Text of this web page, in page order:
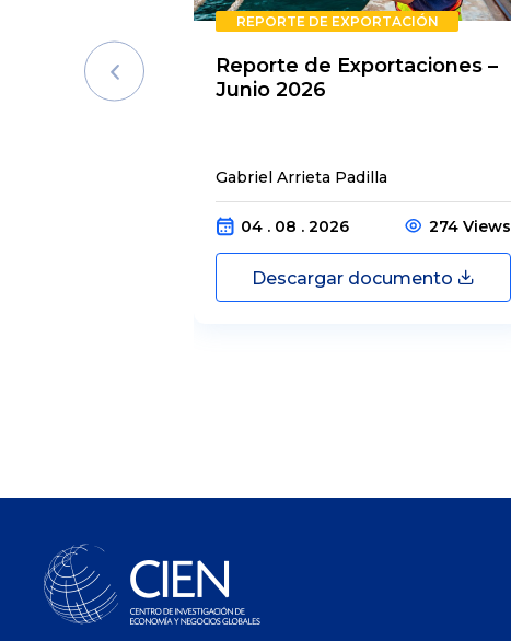
REPORTE DE EXPORTACIÓN
Reporte de Exportaciones –
Junio 2026
Gabriel Arrieta Padilla
04 . 08 . 2026 274 Views
Descargar documento